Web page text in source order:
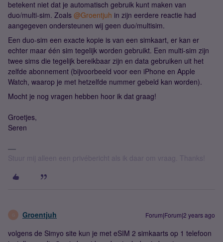
betekent niet dat je automatisch gebruik kunt maken van
duo/multi-sim. Zoals @Groentjuh in zijn eerdere reactie had
aangegeven ondersteunen wij geen duo/multisim.
Een duo-sim een exacte kopie is van een simkaart, er kan er
echter maar één sim tegelijk worden gebruikt. Een multi-sim zijn
twee sims die tegelijk bereikbaar zijn en data gebruiken uit het
zelfde abonnement (bijvoorbeeld voor een iPhone en Apple
Watch, waarop je met hetzelfde nummer gebeld kan worden).
Mocht je nog vragen hebben hoor ik dat graag!
Groetjes,
Seren
Stuur mij alleen een privébericht als ik daar om vraag. Thanks!
G Groentjuh Forum|Forum|2 years ago
volgens de Simyo site kun je met eSIM 2 simkaarts op 1 telefoon